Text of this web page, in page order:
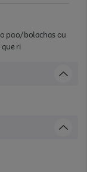
pao/bolachas ou
ri